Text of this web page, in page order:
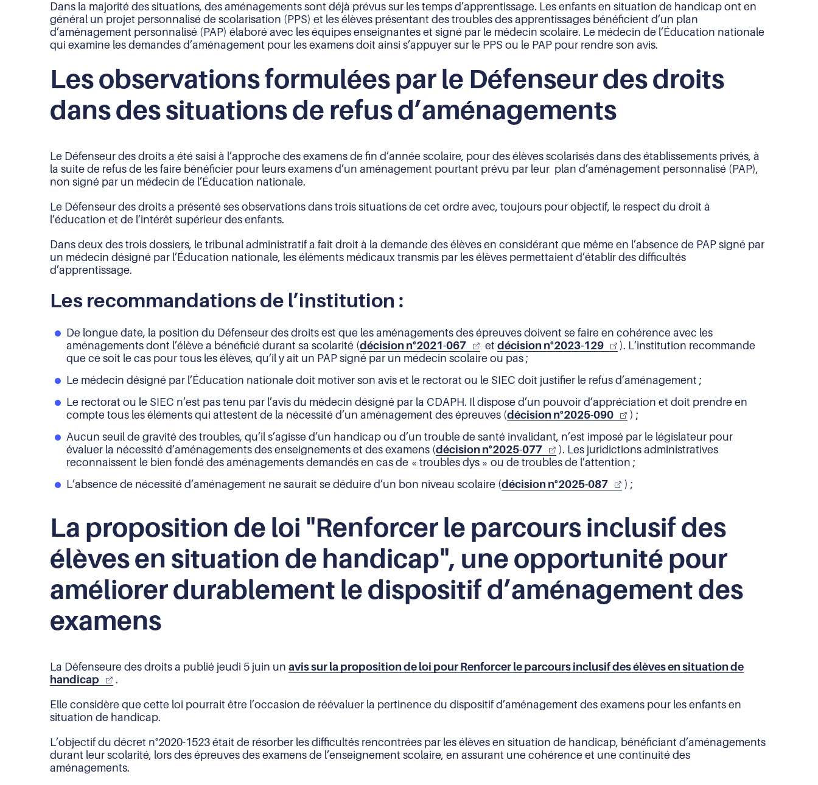
Dans la majorité des situations, des aménagements sont déjà prévus sur les temps d’apprentissage. Les enfants en situation de handicap ont en
général un projet personnalisé de scolarisation (PPS) et les élèves présentant des troubles des apprentissages bénéficient d’un plan
d’aménagement personnalisé (PAP) élaboré avec les équipes enseignantes et signé par le médecin scolaire. Le médecin de l’Éducation nationale
qui examine les demandes d’aménagement pour les examens doit ainsi s’appuyer sur le PPS ou le PAP pour rendre son avis.
Les observations formulées par le Défenseur des droits
dans des situations de refus d’aménagements
Le Défenseur des droits a été saisi à l’approche des examens de fin d’année scolaire, pour des élèves scolarisés dans des établissements privés, à
la suite de refus de les faire bénéficier pour leurs examens d’un aménagement pourtant prévu par leur plan d’aménagement personnalisé (PAP),
non signé par un médecin de l’Éducation nationale.
Le Défenseur des droits a présenté ses observations dans trois situations de cet ordre avec, toujours pour objectif, le respect du droit à
l’éducation et de l’intérêt supérieur des enfants.
Dans deux des trois dossiers, le tribunal administratif a fait droit à la demande des élèves en considérant que même en l’absence de PAP signé par
un médecin désigné par l’Éducation nationale, les éléments médicaux transmis par les élèves permettaient d’établir des difficultés
d’apprentissage.
Les recommandations de l’institution :
De longue date, la position du Défenseur des droits est que les aménagements des épreuves doivent se faire en cohérence avec les
aménagements dont l’élève a bénéficié durant sa scolarité (décision n°2021-067 et décision n°2023-129
). L’institution recommande
que ce soit le cas pour tous les élèves, qu’il y ait un PAP signé par un médecin scolaire ou pas ;
Le médecin désigné par l’Éducation nationale doit motiver son avis et le rectorat ou le SIEC doit justifier le refus d’aménagement ;
Le rectorat ou le SIEC n’est pas tenu par l’avis du médecin désigné par la CDAPH. Il dispose d’un pouvoir d’appréciation et doit prendre en
compte tous les éléments qui attestent de la nécessité d’un aménagement des épreuves (décision n°2025-090
) ;
Aucun seuil de gravité des troubles, qu’il s’agisse d’un handicap ou d’un trouble de santé invalidant, n’est imposé par le législateur pour
évaluer la nécessité d’aménagements des enseignements et des examens (décision n°2025-077
). Les juridictions administratives
reconnaissent le bien fondé des aménagements demandés en cas de « troubles dys » ou de troubles de l’attention ;
L’absence de nécessité d’aménagement ne saurait se déduire d’un bon niveau scolaire (décision n°2025-087 ) ;
La proposition de loi "Renforcer le parcours inclusif des
élèves en situation de handicap", une opportunité pour
améliorer durablement le dispositif d’aménagement des
examens
La Défenseure des droits a publié jeudi 5 juin un avis sur la proposition de loi pour Renforcer le parcours inclusif des élèves en situation de
handicap
.
Elle considère que cette loi pourrait être l’occasion de réévaluer la pertinence du dispositif d’aménagement des examens pour les enfants en
situation de handicap.
L’objectif du décret n°2020-1523 était de résorber les difficultés rencontrées par les élèves en situation de handicap, bénéficiant d’aménagements
durant leur scolarité, lors des épreuves des examens de l’enseignement scolaire, en assurant une cohérence et une continuité des
aménagements.